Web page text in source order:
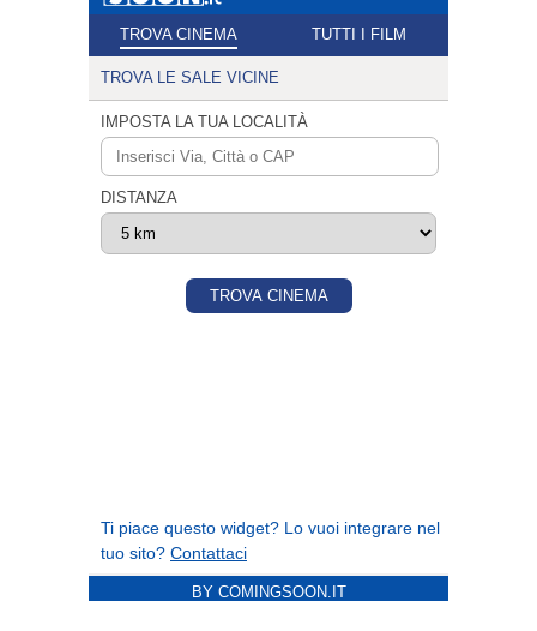
BY COMINGSOON.IT